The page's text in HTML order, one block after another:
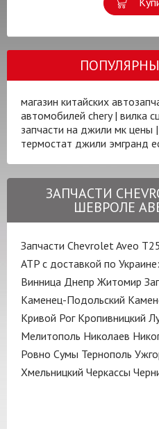
магазин китайских
автомобилей chery| вилка
запчасти на джили мк цены |
термостат джили эмгранд
ЗАПЧАСТИ
ШЕВРОЛЕ
Запчасти Chevrolet Aveo
ATP с доставкой по Украине:
Винница Днепр Житомир
Каменец-Подольский
Кривой Рог Кропивницкий
Мелитополь Николаев
Ровно Сумы Тернополь
Хмельницкий Черкассы